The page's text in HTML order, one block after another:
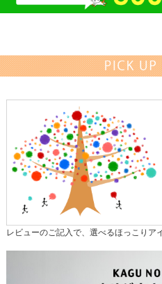
レビューのご記入で、選べるほっこりア